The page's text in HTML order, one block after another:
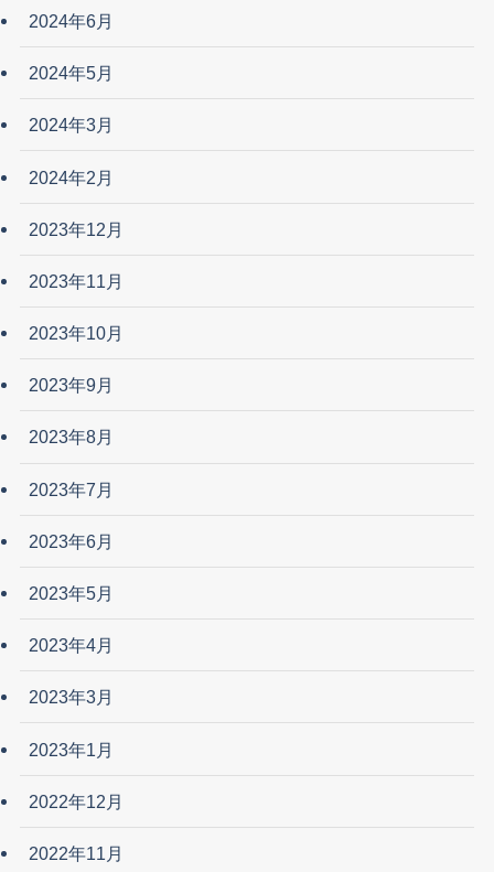
2024年6月
2024年5月
2024年3月
2024年2月
2023年12月
2023年11月
2023年10月
2023年9月
2023年8月
2023年7月
2023年6月
2023年5月
2023年4月
2023年3月
2023年1月
2022年12月
2022年11月